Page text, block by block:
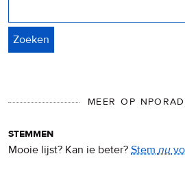
MEER OP
stemmen
Mooie lijst? Kan ie beter? Stemnu